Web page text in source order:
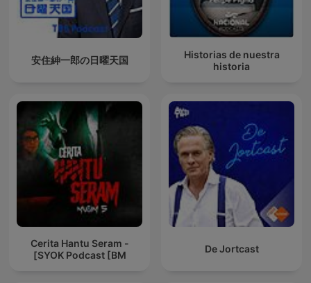
Historias de nuestra
historia
安住紳一郎の日曜天国
De Jortcast
Cerita Hantu Seram -
SYOK Podcast [BM]